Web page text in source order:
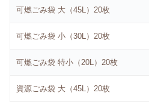
可燃ごみ袋 大（45L）20枚
可燃ごみ袋 小（30L）20枚
可燃ごみ袋 特小（20L）20枚
資源ごみ袋 大（45L）20枚